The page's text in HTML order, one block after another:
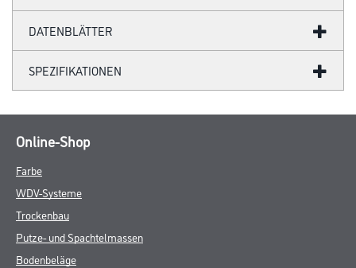
DATENBLÄTTER
SPEZIFIKATIONEN
Online-Shop
Farbe
WDV-Systeme
Trockenbau
Putze- und Spachtelmassen
Bodenbeläge